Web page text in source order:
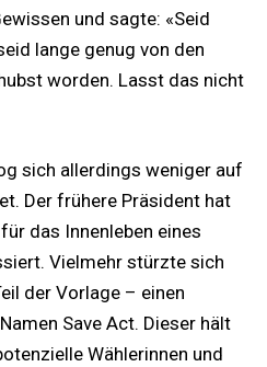
und sagte: «Seid
lange genug von den
worden. Lasst das nicht
sich allerdings weniger auf
Der frühere Präsident hat
das Innenleben eines
Vielmehr stürzte sich
der Vorlage – einen
Save Act. Dieser hält
Wählerinnen und